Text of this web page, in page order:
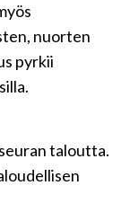
nuorten
pyrkii
taloutta.